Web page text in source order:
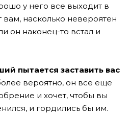
у него все выходит в
насколько невероятен
он наконец-то встал и
пытается заставить вас
вероятно, он все еще
и хочет, чтобы вы
и гордились бы им.